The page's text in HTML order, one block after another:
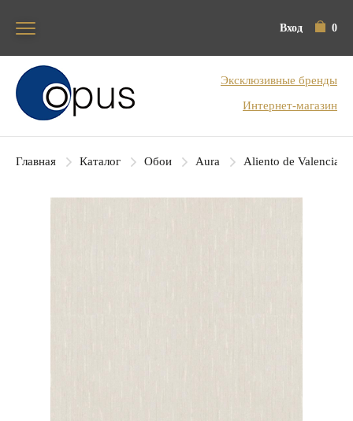
Вход 0
Блок поиска
Эксклюзивные бренды
Интернет-магазин
Главная Каталог Обои Aura Aliento de Valencia